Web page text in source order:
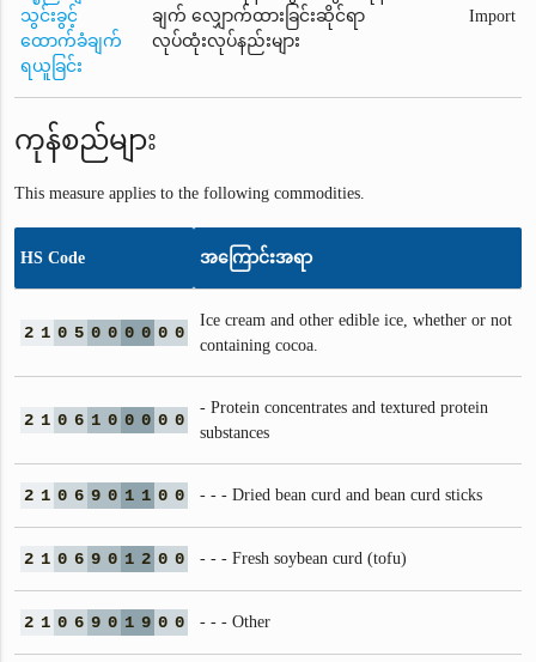
သွင်းခွင့်
ထောက်ခံချက်
ရယူခြင်း
ချက် လျှောက်ထားခြင်းဆိုင်ရာ
လုပ်ထုံးလုပ်နည်းများ
Import
ကုန်စည်များ
This measure applies to the following commodities.
HS Code အကြောင်းအရာ
2 1 0 5 0 0 0 0 0 0
Ice cream and other edible ice, whether or not
containing cocoa.
2 1 0 6 1 0 0 0 0 0
- Protein concentrates and textured protein
substances
2 1 0 6 9 0 1 1 0 0 - - - Dried bean curd and bean curd sticks
2 1 0 6 9 0 1 2 0 0 - - - Fresh soybean curd (tofu)
2 1 0 6 9 0 1 9 0 0 - - - Other